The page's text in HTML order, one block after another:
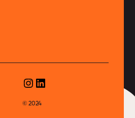
© 2024